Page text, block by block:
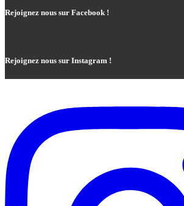
Rejoignez nous sur Facebook !
Rejoignez nous sur Instagram !